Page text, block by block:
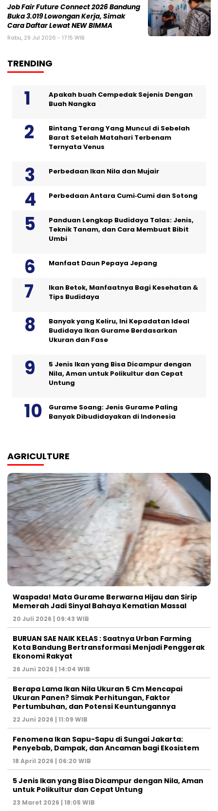
Job Fair Future Connect 2026 Bandung
Buka 3.019 Lowongan Kerja, Simak
Cara Daftar Lewat NEW BIMMA
Rabu, 29 Jul 2026 - 17:15 WIB
TRENDING
Apakah buah Cempedak Sejenis Dengan
Buah Nangka
Bintang Terang Yang Muncul di Sebelah
Barat Setelah Matahari Terbenam
Ternyata Venus
Perbedaan Ikan Nila dan Mujair
Perbedaan Antara Cumi‑Cumi dan Sotong
Panduan Lengkap Budidaya Talas: Jenis,
Teknik Tanam, dan Cara Membuat Bibit
Umbi
Manfaat Daun Pepaya Jepang
Ikan Betok, Manfaatnya Bagi Kesehatan &
Tips Budidaya
Banyak yang Keliru, Ini Kepadatan Ideal
Budidaya Ikan Gurame Berdasarkan
Ukuran dan Fase
5 Jenis Ikan yang Bisa Dicampur dengan
Nila, Aman untuk Polikultur dan Cepat
Untung
Gurame Soang: Jenis Gurame Paling
Banyak Dibudidayakan di Indonesia
AGRICULTURE
Waspada! Mata Gurame Berwarna Hijau dan Sirip
Memerah Jadi Sinyal Bahaya Kematian Massal
20 Juli 2026 | 09:43 WIB
BURUAN SAE NAIK KELAS : Saatnya Urban Farming
Kota Bandung Bertransformasi Menjadi Penggerak
Ekonomi Rakyat
26 Juni 2026 | 14:04 WIB
Berapa Lama Ikan Nila Ukuran 5 Cm Mencapai
Ukuran Panen? Simak Perhitungan, Faktor
Pertumbuhan, dan Potensi Keuntungannya
22 Juni 2026 | 11:09 WIB
Fenomena Ikan Sapu-Sapu di Sungai Jakarta:
Penyebab, Dampak, dan Ancaman bagi Ekosistem
18 April 2026 | 06:20 WIB
5 Jenis Ikan yang Bisa Dicampur dengan Nila, Aman
untuk Polikultur dan Cepat Untung
23 Maret 2026 | 18:05 WIB